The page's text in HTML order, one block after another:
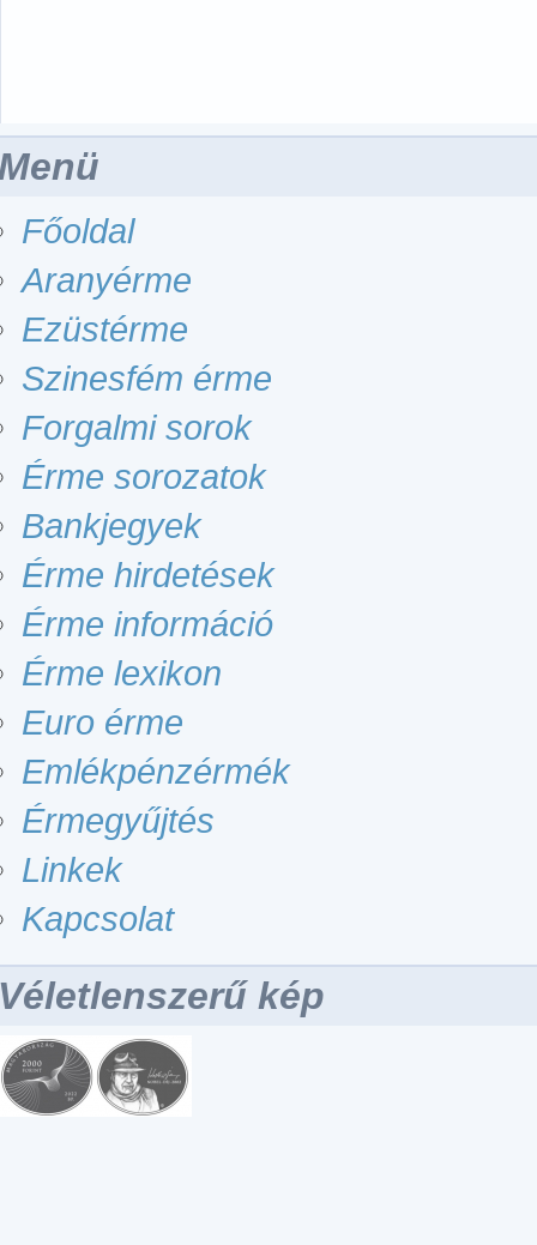
Főoldal
Aranyérme
Ezüstérme
Szinesfém érme
Forgalmi sorok
Érme sorozatok
Bankjegyek
Érme hirdetések
Érme információ
Érme lexikon
Euro érme
Emlékpénzérmék
Érmegyűjtés
Linkek
Kapcsolat
kép